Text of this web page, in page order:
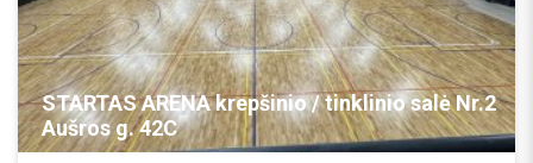
STARTAS ARENA krepšinio / tinklinio salė Nr.2
Aušros g. 42C
REZERVUOTI